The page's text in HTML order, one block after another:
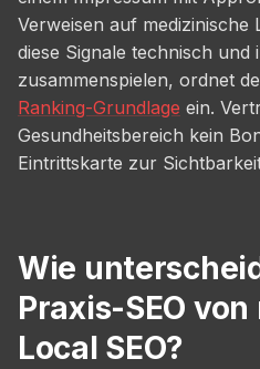
Verweisen auf medizinische
diese Signale technisch und
zusammenspielen, ordnet
Ranking-Grundlage ein.
Gesundheitsbereich kein
Eintrittskarte zur
Wie
Praxis-SEO
Local SEO?